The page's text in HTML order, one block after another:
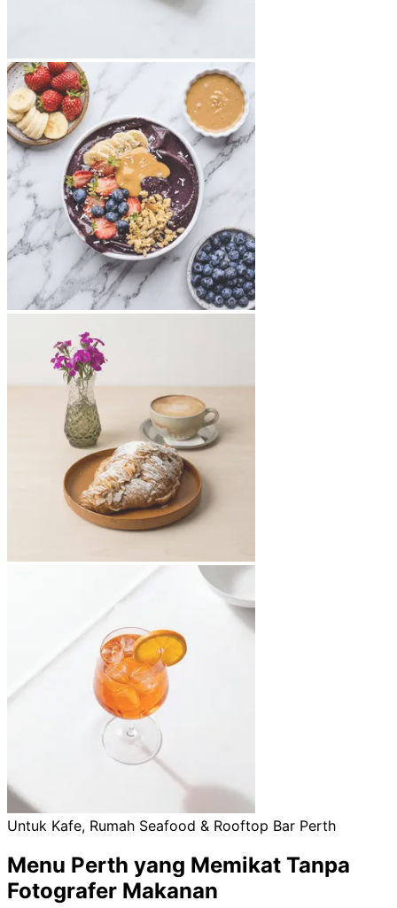
Untuk Kafe, Rumah Seafood & Rooftop Bar Perth
Menu Perth yang Memikat Tanpa
Fotografer Makanan